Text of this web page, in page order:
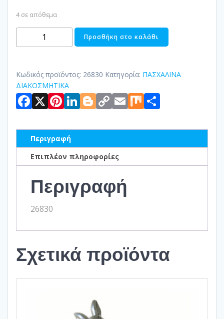
4 σε απόθεμα
ΔΙΑΚΟΣΜΗΤΙΚΟΣ
ΛΑΓΟΣ
ποσότητα
Προσθήκη στο καλάθι
Κωδικός προϊόντος: 26830 Κατηγορία: ΠΑΣΧΑΛΙΝΑ
ΔΙΑΚΟΣΜΗΤΙΚΑ
Facebook
X Pinterest
LinkedIn
Blogger
Copy
Link
Email
Mix
Περιγραφή
Επιπλέον πληροφορίες
Περιγραφή
26830
Σχετικά προϊόντα